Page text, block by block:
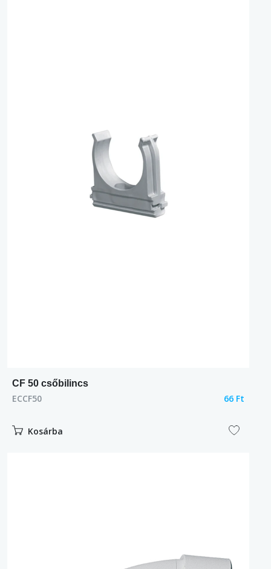
CF 50 csőbilincs
ECCF50 66 Ft
Kosárba